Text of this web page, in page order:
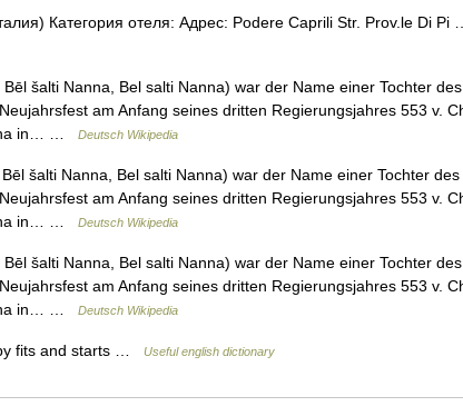
Категория отеля: Адрес: Podere Caprili Str. Prov.le Di Pi
šalti Nanna, Bel salti Nanna) war der Name einer Tochter des
am Anfang seines dritten Regierungsjahres 553 v.
in… …
Deutsch Wikipedia
šalti Nanna, Bel salti Nanna) war der Name einer Tochter des
am Anfang seines dritten Regierungsjahres 553 v.
in… …
Deutsch Wikipedia
šalti Nanna, Bel salti Nanna) war der Name einer Tochter des
am Anfang seines dritten Regierungsjahres 553 v.
in… …
Deutsch Wikipedia
fits and starts … Useful english dictionary